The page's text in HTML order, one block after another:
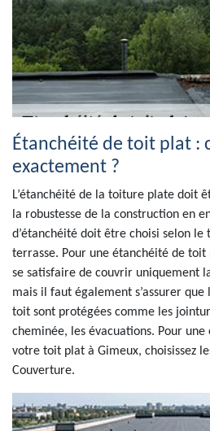
Étanchéité de toit plat :
exactement ?
L’étanchéité de la toiture plate doit
la robustesse de la construction en
d’étanchéité doit être choisi selon
terrasse. Pour une étanchéité de
se satisfaire de couvrir uniquement
mais il faut également s’assurer
toit sont protégées comme les
cheminée, les évacuations. Pour
votre toit plat à Gimeux, choisissez
Couverture.